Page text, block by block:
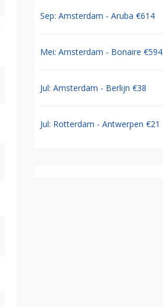
Sep: Amsterdam - Aruba €614
Mei: Amsterdam - Bonaire €594
Jul: Amsterdam - Berlijn €38
Jul: Rotterdam - Antwerpen €21